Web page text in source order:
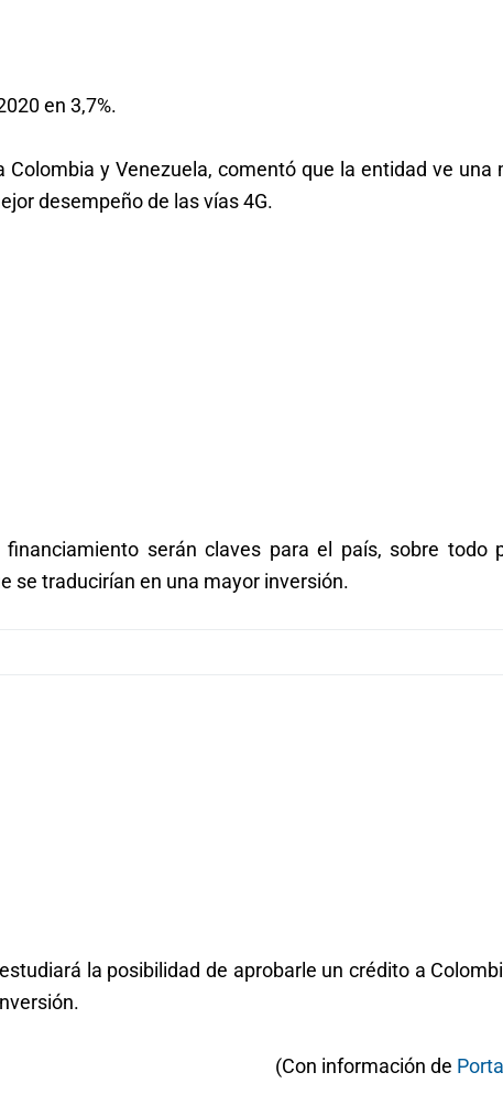
en 3,7%.
y Venezuela, comentó que la entidad ve una
desempeño de las vías 4G.
serán claves para el país, sobre todo
se traducirían en una mayor inversión.
la posibilidad de aprobarle un crédito a
(Con información de